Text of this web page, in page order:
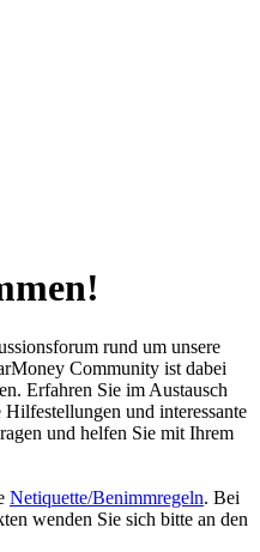
rund um unsere
Community ist dabei
Erfahren Sie im Austausch
und interessante
und helfen Sie mit Ihrem
Netiquette/Benimmregeln. Bei
wenden Sie sich bitte an den